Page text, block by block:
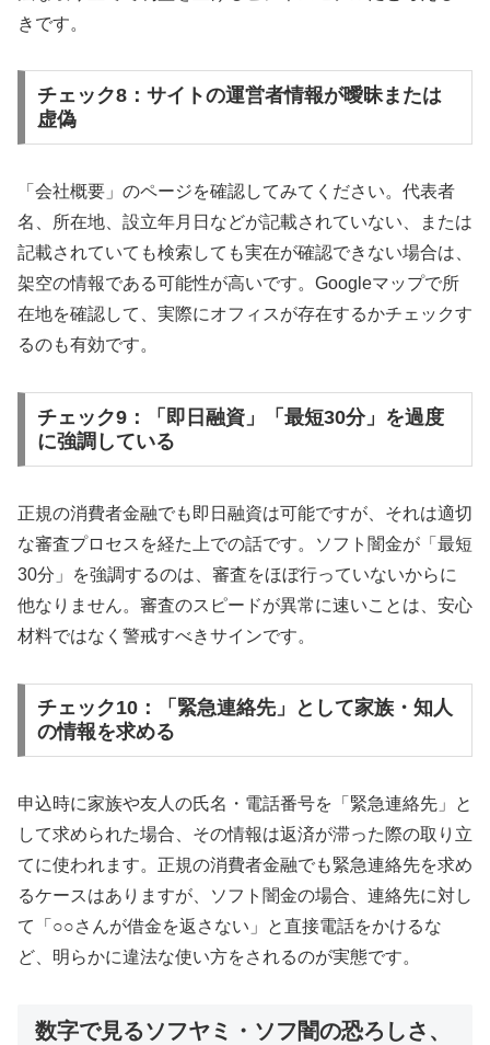
きです。
チェック8：サイトの運営者情報が曖昧または
虚偽
「会社概要」のページを確認してみてください。代表者
名、所在地、設立年月日などが記載されていない、または
記載されていても検索しても実在が確認できない場合は、
架空の情報である可能性が高いです。Googleマップで所
在地を確認して、実際にオフィスが存在するかチェックす
るのも有効です。
チェック9：「即日融資」「最短30分」を過度
に強調している
正規の消費者金融でも即日融資は可能ですが、それは適切
な審査プロセスを経た上での話です。ソフト闇金が「最短
30分」を強調するのは、審査をほぼ行っていないからに
他なりません。審査のスピードが異常に速いことは、安心
材料ではなく警戒すべきサインです。
チェック10：「緊急連絡先」として家族・知人
の情報を求める
申込時に家族や友人の氏名・電話番号を「緊急連絡先」と
して求められた場合、その情報は返済が滞った際の取り立
てに使われます。正規の消費者金融でも緊急連絡先を求め
るケースはありますが、ソフト闇金の場合、連絡先に対し
て「○○さんが借金を返さない」と直接電話をかけるな
ど、明らかに違法な使い方をされるのが実態です。
数字で見るソフヤミ・ソフ闇の恐ろしさ、